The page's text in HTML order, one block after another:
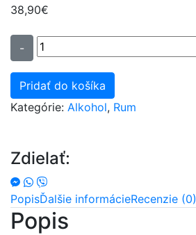
38,90€
-
množstvo
Rum
Nation
Meticho
Chocolate
Toffee
40%
0,7L
Pridať do košíka
Kategórie: Alkohol, Rum
Zdielať:
PopisĎalšie informácieRecenzie (0)
Popis